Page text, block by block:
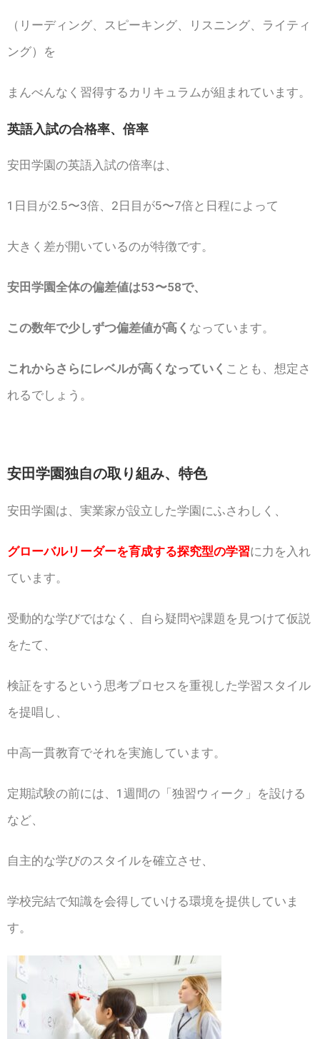
（リーディング、スピーキング、リスニング、ライティ
ング）を
まんべんなく習得するカリキュラムが組まれています。
英語入試の合格率、倍率
安田学園の英語入試の倍率は、
1日目が2.5〜3倍、2日目が5〜7倍と日程によって
大きく差が開いているのが特徴です。
安田学園全体の偏差値は53〜58で、
この数年で少しずつ偏差値が高く なっています。
これからさらにレベルが高くなっていく ことも、想定さ
れるでしょう。
安田学園独自の取り組み、特色
安田学園は、実業家が設立した学園にふさわしく、
グローバルリーダーを育成する探究型の学習に力を入れ
ています。
受動的な学びではなく、自ら疑問や課題を見つけて仮説
をたて、
検証をするという思考プロセスを重視した学習スタイル
を提唱し、
中高一貫教育でそれを実施しています。
定期試験の前には、1週間の「独習ウィーク」を設ける
など、
自主的な学びのスタイルを確立させ、
学校完結で知識を会得していける環境を提供していま
す。